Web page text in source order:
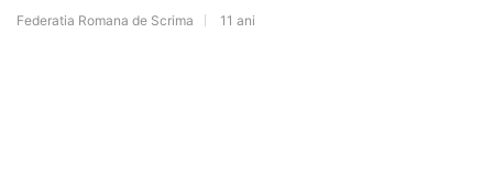
Federatia Romana de Scrima 11 ani